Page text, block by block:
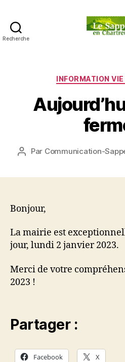
Recherche
en
INFORMATION
Auteur
Par Communication-
Bonjour,
La mairie est
jour, lundi 2 janvier 2023.
Merci de votre
2023 !
Partager :
Facebook X